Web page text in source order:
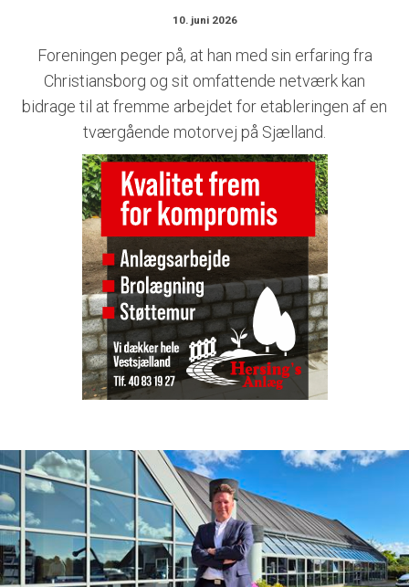
10. juni 2026
Foreningen peger på, at han med sin erfaring fra
Christiansborg og sit omfattende netværk kan
bidrage til at fremme arbejdet for etableringen af en
tværgående motorvej på Sjælland.